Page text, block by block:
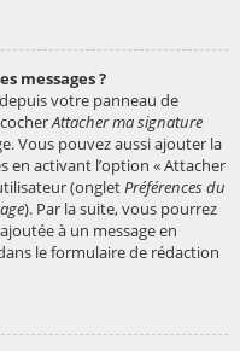
messages ?
votre panneau de
cocherAttacher ma signature
Vous pouvez aussi ajouter la
en activant l’option « Attacher
(ongletPréférences du
). Par la suite, vous pourrez
à un message en
le formulaire de rédaction